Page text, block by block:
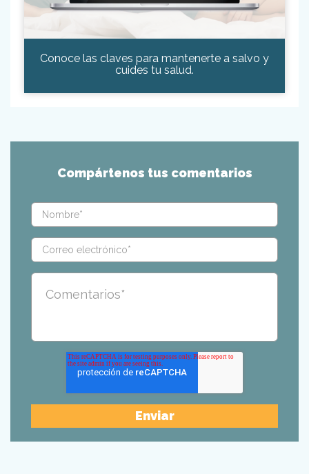
Conoce las claves para mantenerte a salvo y
cuides tu salud.
Compártenos tus comentarios